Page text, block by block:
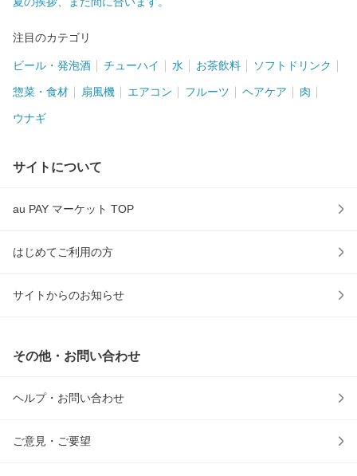
注目のカテゴリ
ビール・発泡酒 チューハイ 水 お茶飲料 ソフトドリンク
惣菜・食材 扇風機 エアコン フルーツ ヘアケア 肉
ウナギ
サイトについて
au PAY マーケット TOP
はじめてご利用の方
サイトからのお知らせ
その他・お問い合わせ
ヘルプ・お問い合わせ
ご意見・ご要望